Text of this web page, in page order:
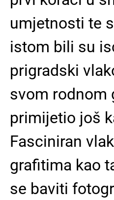
umjetnosti te
istom bili su
prigradski
svom rodnom
primijetio još
Fasciniran
grafitima kao
se baviti